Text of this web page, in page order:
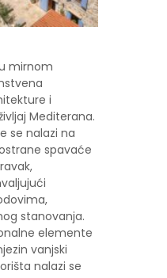
mirnom
i
Mediterana.
se nalazi na
spavaće
stanovanja.
elemente
vanjski
nalazi se